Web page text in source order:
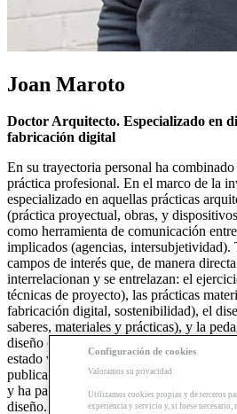
Joan Maroto
Doctor Arquitecto. Especializado en
fabricación digital
En su trayectoria personal ha
práctica profesional. En el marco de la
especializado en aquellas prácticas
(práctica proyectual, obras, y
como herramienta de comunicación
implicados (agencias, intersubjetividad).
campos de interés que, de manera
interrelacionan y se entrelazan: el
técnicas de proyecto), las prácticas
fabricación digital, sostenibilidad), el
saberes, materiales y prácticas), y la
diseño (metodologías de aprendizaje,
estado vinculado como docente en varias
publicado artículos en revistas
y ha participado como ponente en
diseño. En el marco profesional,
Configuración de cookies
Valoramos su privacidad
Utilizamos cookies propias y de terceros
experiencia y servicio y, si fuese necesario,